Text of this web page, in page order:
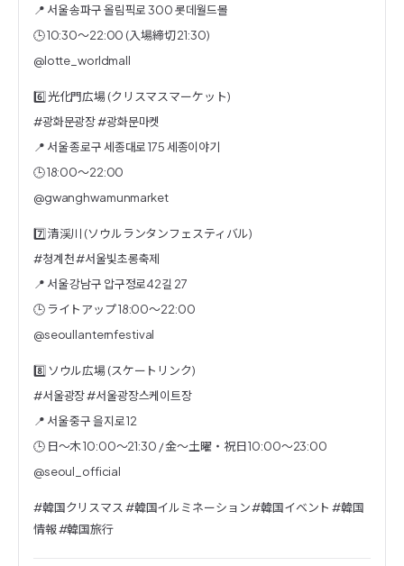
📍 서울 송파구 올림픽로 300 롯데월드몰
🕒 10:30〜22:00 (入場締切 21:30)
@lotte_worldmall
6️⃣ 光化門広場 (クリスマスマーケット)
#광화문광장 #광화문마켓
📍 서울 종로구 세종대로 175 세종이야기
🕒 18:00〜22:00
@gwanghwamunmarket
7️⃣ 清渓川 (ソウルランタンフェスティバル)
#청계천 #서울빛초롱축제
📍 서울 강남구 압구정로42길 27
🕒 ライトアップ 18:00〜22:00
@seoullanternfestival
8️⃣ ソウル広場 (スケートリンク)
#서울광장 #서울광장스케이트장
📍 서울 중구 을지로 12
🕒 日～木 10:00～21:30 / 金～土曜・祝日 10:00～23:00
@seoul_official
#韓国クリスマス #韓国イルミネーション #韓国イベント #韓国
情報 #韓国旅行